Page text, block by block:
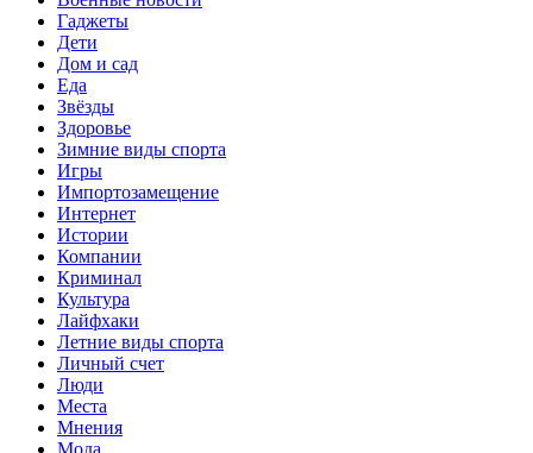
Гаджеты
Дети
Дом и сад
Еда
Звёзды
Здоровье
Зимние виды спорта
Игры
Импортозамещение
Интернет
Истории
Компании
Криминал
Культура
Лайфхаки
Летние виды спорта
Личный счет
Люди
Места
Мнения
Мода